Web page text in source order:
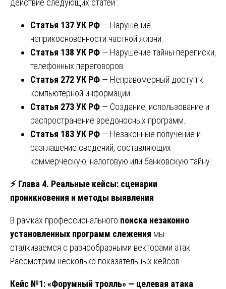
действие следующих статей :
Статья 137 УК РФ — Нарушение
неприкосновенности частной жизни.
Статья 138 УК РФ — Нарушение тайны переписки,
телефонных переговоров.
Статья 272 УК РФ — Неправомерный доступ к
компьютерной информации.
Статья 273 УК РФ — Создание, использование и
распространение вредоносных программ.
Статья 183 УК РФ — Незаконные получение и
разглашение сведений, составляющих
коммерческую, налоговую или банковскую тайну.
⚡ Глава 4. Реальные кейсы: сценарии
проникновения и методы выявления
В рамках профессионального поиска незаконно
установленных программ слежения мы
сталкиваемся с разнообразными векторами атак.
Рассмотрим несколько показательных кейсов.
Кейс №1: «Форумный тролль» — целевая атака